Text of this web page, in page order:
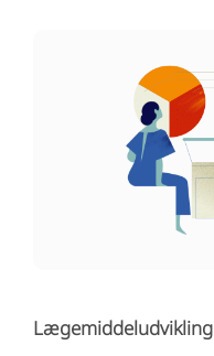
Lægemiddeludvikling